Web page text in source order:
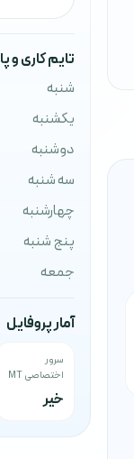
تایم کاری و
شنبه
یکشنبه
دوشنبه
سه شنبه
چهارشنبه
پنج شنبه
جمعه
آمار پروفایل
سرور
اختصاصی MT
خیر